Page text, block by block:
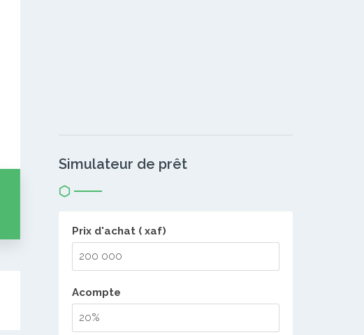
Simulateur de prêt
Prix d'achat ( xaf)
Acompte